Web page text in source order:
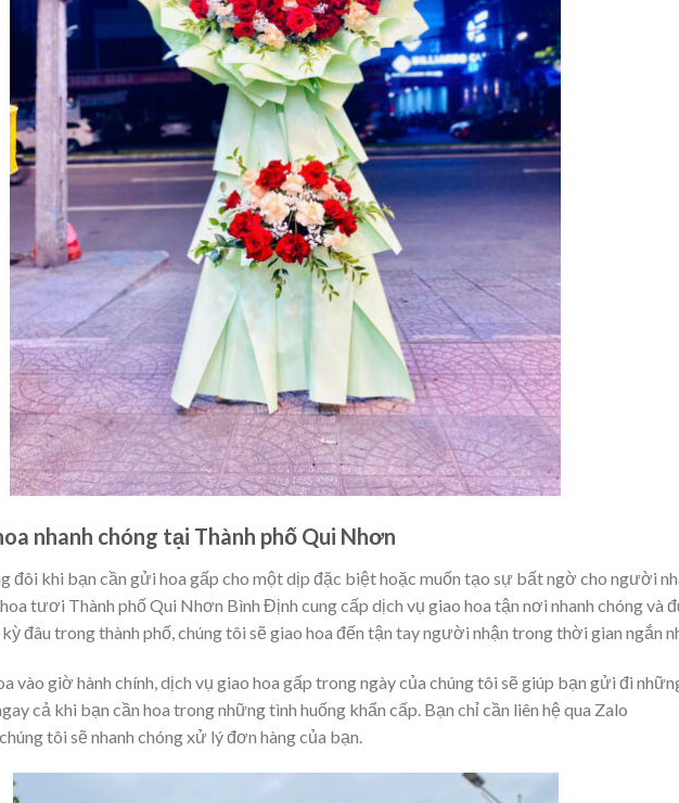
nhanh chóng tại Thành phố Qui Nhơn
đôi khi bạn cần gửi hoa gấp cho một dịp đặc biệt hoặc muốn tạo sự bất ngờ cho người
tươi Thành phố Qui Nhơn Bình Định cung cấp dịch vụ giao hoa tận nơi nhanh chóng và
đâu trong thành phố, chúng tôi sẽ giao hoa đến tận tay người nhận trong thời gian ngắn
vào giờ hành chính, dịch vụ giao hoa gấp trong ngày của chúng tôi sẽ giúp bạn gửi đi
cả khi bạn cần hoa trong những tình huống khẩn cấp. Bạn chỉ cần liên hệ qua Zalo
tôi sẽ nhanh chóng xử lý đơn hàng của bạn.